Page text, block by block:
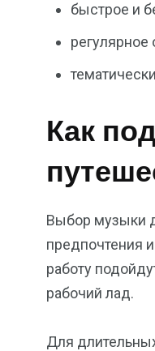
быстрое и
Как
Выбор музыки
предпочтения
работу
рабочий лад.
Для